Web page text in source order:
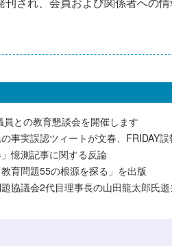
員との教育懇談会を開催します
事実誤認ツィートが文春、FRIDAY
」憶測記事に関する反論
育問題55の根源を探る」を出版
協議会2代目理事長の山田龍太郎氏